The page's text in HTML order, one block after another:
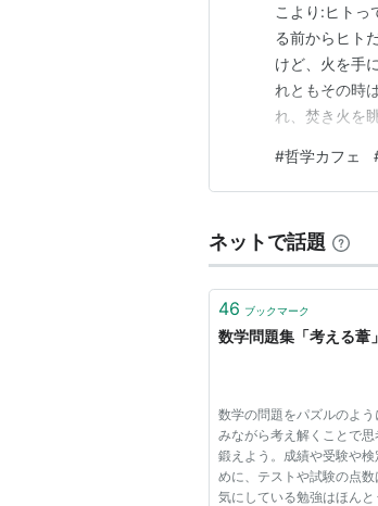
こより:ヒトっ
る前からヒト
けど、火を手
れともその時
れ、焚き火を
しずつ両方が
とえば、人類
#哲学カフェ
ネットで話題
46 ブックマーク
数学問題集「考える葦」
数学の問題をパズルのよう
みながら考え解くことで思
鍛えよう。成績や受験や検
めに、テストや試験の点数
気にしている勉強はほんと